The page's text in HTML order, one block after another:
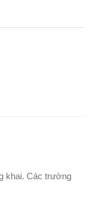
khai. Các trường